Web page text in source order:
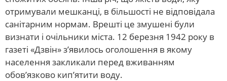
отримували мешканці, в більшості не відповідала
санітарним нормам. Врешті це змушені були
визнати і очільники міста. 12 березня 1942 року в
газеті «Дзвін» з’явилось оголошення в якому
населення закликали перед вживанням
обов’язково кип’ятити воду.